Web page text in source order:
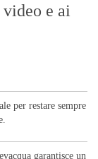
e ai
per restare sempre
garantisce un